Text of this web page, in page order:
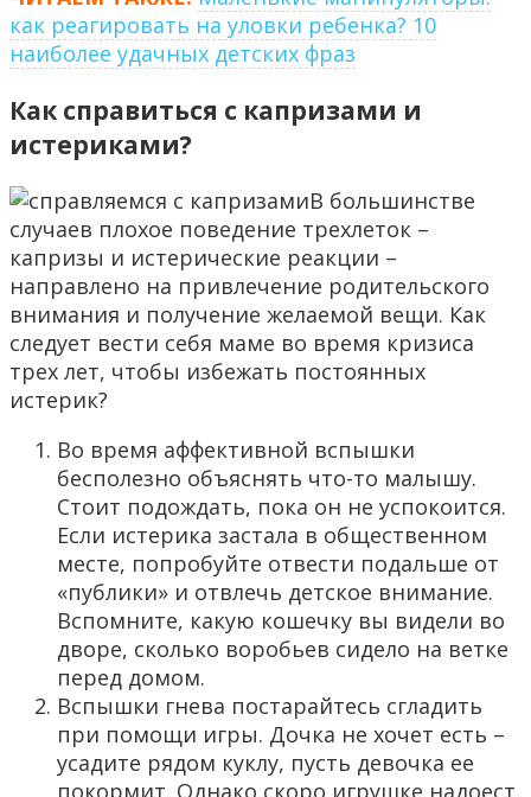
как реагировать на уловки ребенка? 10
наиболее удачных детских фраз
Как справиться с капризами и
истериками?
В большинстве
случаев плохое поведение трехлеток –
капризы и истерические реакции –
направлено на привлечение родительского
внимания и получение желаемой вещи. Как
следует вести себя маме во время кризиса
трех лет, чтобы избежать постоянных
истерик?
Во время аффективной вспышки
бесполезно объяснять что-то малышу.
Стоит подождать, пока он не успокоится.
Если истерика застала в общественном
месте, попробуйте отвести подальше от
«публики» и отвлечь детское внимание.
Вспомните, какую кошечку вы видели во
дворе, сколько воробьев сидело на ветке
перед домом.
Вспышки гнева постарайтесь сгладить
при помощи игры. Дочка не хочет есть –
усадите рядом куклу, пусть девочка ее